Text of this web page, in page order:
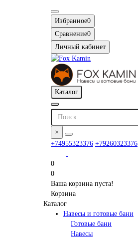
Избранное0
Сравнение0
Личный кабинет
Каталог
×
+74955323376 +79260323376
0
0
Ваша корзина пуста!
Корзина
Каталог
Навесы и готовые бани
Готовые бани
Навесы